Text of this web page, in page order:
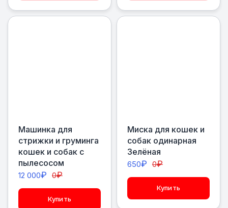
Машинка для
стрижки и груминга
кошек и собак с
пылесосом
12 000₽ 0₽
Купить
Миска для кошек и
собак одинарная
Зелёная
650₽ 0₽
Купить